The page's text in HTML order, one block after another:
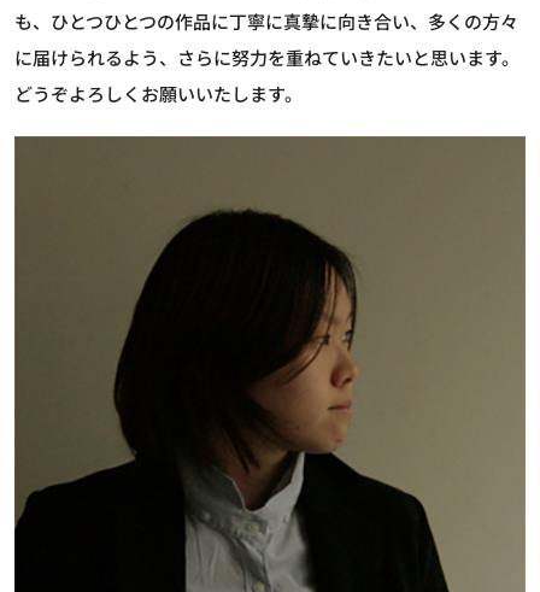
も、ひとつひとつの作品に丁寧に真摯に向き合い、多くの方々
に届けられるよう、さらに努力を重ねていきたいと思います。
どうぞよろしくお願いいたします。